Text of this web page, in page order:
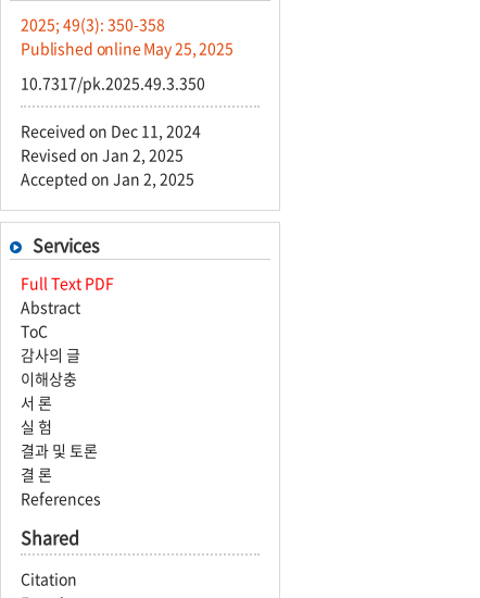
2025; 49(3): 350-358
Published online May 25, 2025
10.7317/pk.2025.49.3.350
Received on Dec 11, 2024
Revised on Jan 2, 2025
Accepted on Jan 2, 2025
Services
Full Text PDF
Abstract
ToC
감사의 글
이해상충
서 론
실 험
결과 및 토론
결 론
References
Shared
Citation